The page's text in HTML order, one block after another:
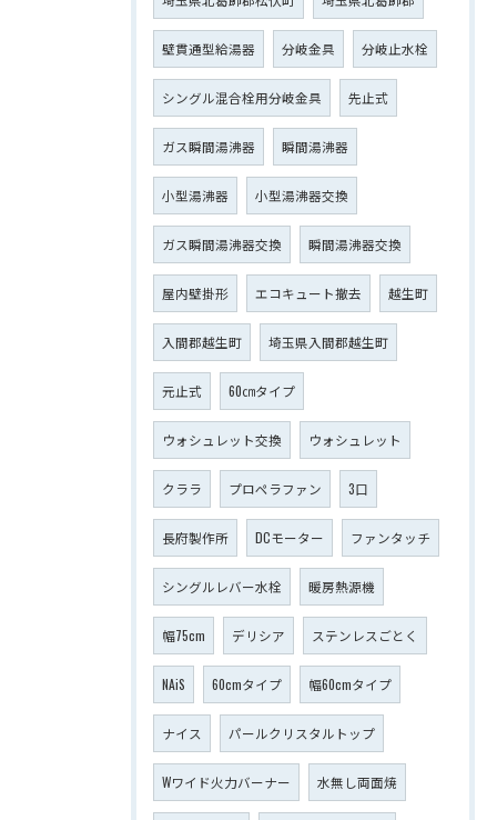
壁貫通型給湯器 分岐金具 分岐止水栓
シングル混合栓用分岐金具 先止式
ガス瞬間湯沸器 瞬間湯沸器
小型湯沸器 小型湯沸器交換
ガス瞬間湯沸器交換 瞬間湯沸器交換
屋内壁掛形 エコキュート撤去 越生町
入間郡越生町 埼玉県入間郡越生町
元止式 60㎝タイプ
ウォシュレット交換 ウォシュレット
クララ プロペラファン 3口
長府製作所 DCモーター ファンタッチ
シングルレバー水栓 暖房熱源機
幅75cm デリシア ステンレスごとく
NAiS 60cmタイプ 幅60cmタイプ
ナイス パールクリスタルトップ
Wワイド火力バーナー 水無し両面焼